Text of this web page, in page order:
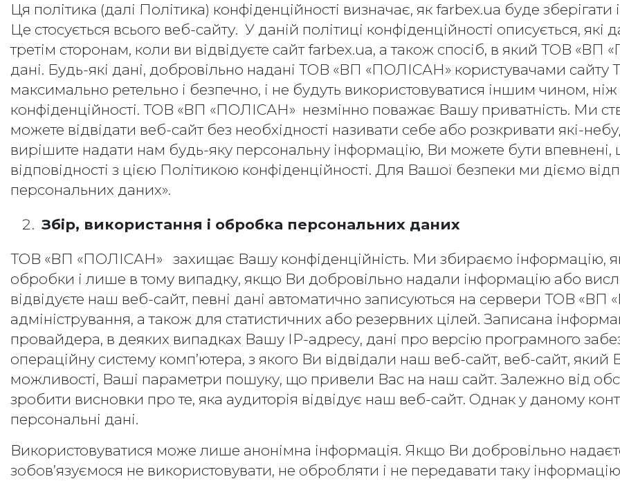
Ця політика (далі Політика) конфіденційності визначає, як farbex.ua буде
Це стосується всього веб-сайту. У даній політиці конфіденційності описується,
третім сторонам, коли ви відвідуєте сайт farbex.ua, а також спосіб, в який ТОВ «ВП
дані. Будь-які дані, добровільно надані ТОВ «ВП «ПОЛІСАН» користувачами
максимально ретельно і безпечно, і не будуть використовуватися іншим чином,
конфіденційності. ТОВ «ВП «ПОЛІСАН» незмінно поважає Вашу приватність. Ми
можете відвідати веб-сайт без необхідності називати себе або розкривати які-
вирішите надати нам будь-яку персональну інформацію, Ви можете бути впевнені,
відповідності з цією Політикою конфіденційності. Для Вашої безпеки ми діємо
персональних даних».
Збір, використання і обробка персональних даних
ТОВ «ВП «ПОЛІСАН» захищає Вашу конфіденційність. Ми збираємо інформацію,
обробки і лише в тому випадку, якщо Ви добровільно надали інформацію або
відвідуєте наш веб-сайт, певні дані автоматично записуються на сервери ТОВ
адміністрування, а також для статистичних або резервних цілей. Записана
провайдера, в деяких випадках Вашу ІР-адресу, дані про версію програмного
операційну систему комп’ютера, з якого Ви відвідали наш веб-сайт, веб-сайт, який
можливості, Ваші параметри пошуку, що привели Вас на наш сайт. Залежно від
зробити висновки про те, яка аудиторія відвідує наш веб-сайт. Однак у даному
персональні дані.
Використовуватися може лише анонімна інформація. Якщо Ви добровільно
зобов’язуємося не використовувати, не обробляти і не передавати таку